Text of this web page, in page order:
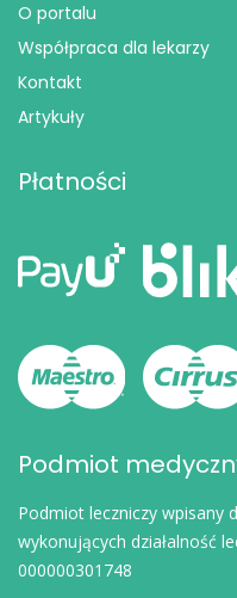
O portalu
Współpraca dla lekarzy
Kontakt
Artykuły
Płatności
Podmiot
Podmiot leczniczy wpisany
wykonujących działalność
000000301748